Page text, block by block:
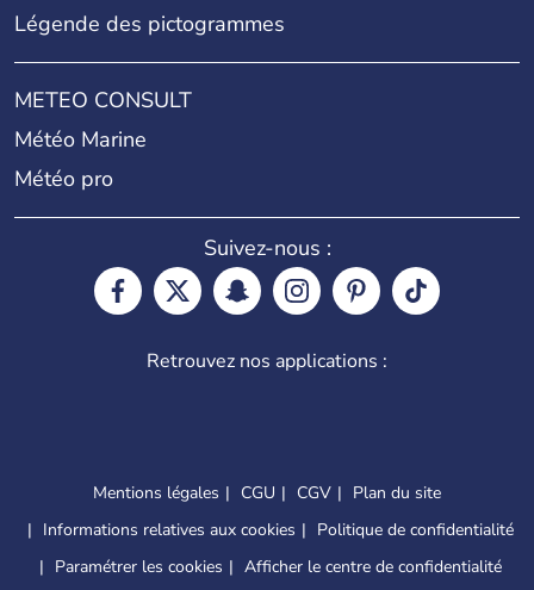
Légende des pictogrammes
METEO CONSULT
Météo Marine
Météo pro
Suivez-nous :
Retrouvez nos applications :
Mentions légales CGU CGV
Plan du site
Informations relatives aux cookies
Politique de confidentialité
Paramétrer les cookies
Afficher le centre de confidentialité